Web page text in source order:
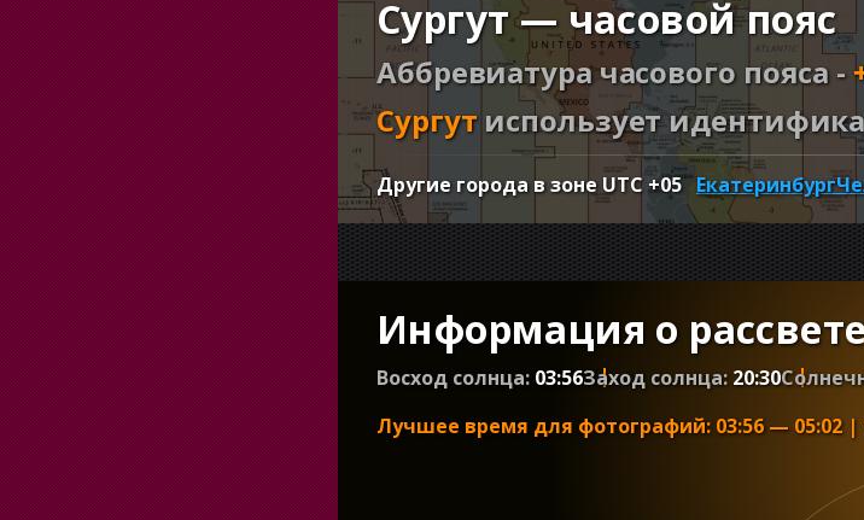
Сургут — часовой пояс
Аббревиатура часового пояса -
Сургутиспользует
Другие города в зоне UTC +05 Екатеринбург
Информация о
Восход солнца: 03:56Заход солнца: 20:30
Лучшее время для фотографий: 03:56— 05:02|